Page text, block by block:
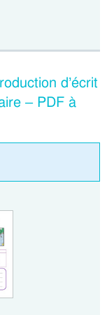
d’écrit
– PDF à